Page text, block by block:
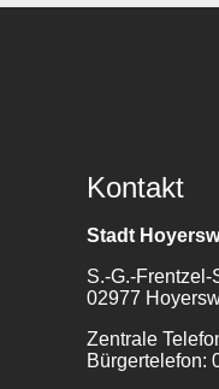
Kontakt
Stadt
S.-G.-Frentzel-
02977
Zentrale
Bürgertelefon: